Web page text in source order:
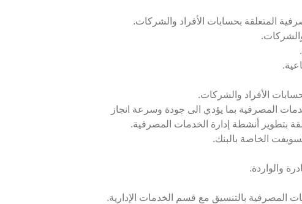
المتعلقة بحسابات الأفراد والشركات.
الأفراد والشركات.
المصرفية بما يؤدي الى جودة وسرعة انجاز
بتطوير أنشطة إدارة الخدمات المصرفية.
الخاصة بالبنك.
والواردة.
المصرفية بالتنسيق مع قسم الخدمات الإدارية.